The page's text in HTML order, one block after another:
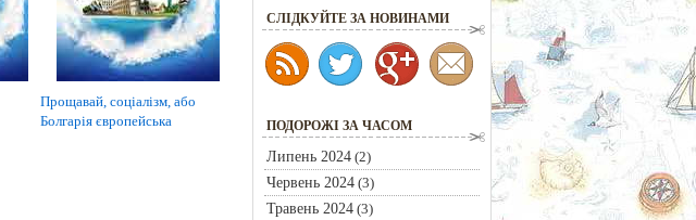
Прощавай, соціалізм, або
Болгарія європейська
CЛІДКУЙТЕ ЗА НОВИНАМИ
ПОДОРОЖІ ЗА ЧАСОМ
Липень 2024(2)
Червень 2024(3)
Травень 2024(3)